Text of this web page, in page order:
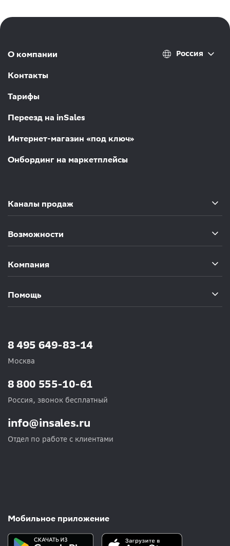
О компании
Контакты
Тарифы
Переезд на inSales
Интернет-магазин «под ключ»
Онбординг на маркетплейсы
Россия
Каналы продаж
Возможности
Компания
Помощь
8 495 649-83-14
Москва
info@insales.ru
Отдел по работе с клиентами
8 800 555-10-61
Россия, звонок бесплатный
Мобильное приложение